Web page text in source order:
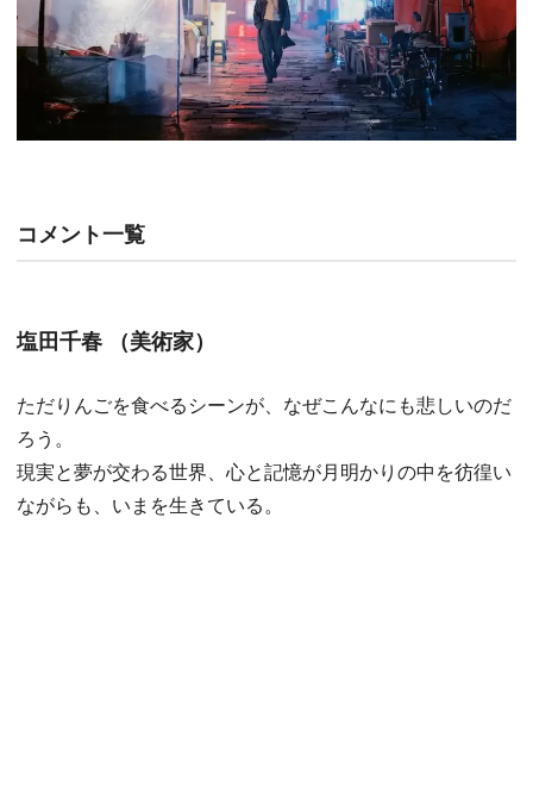
コメント一覧
塩田千春 （美術家）
ただりんごを食べるシーンが、なぜこんなにも悲しいのだ
ろう。
現実と夢が交わる世界、心と記憶が月明かりの中を彷徨い
ながらも、いまを生きている。